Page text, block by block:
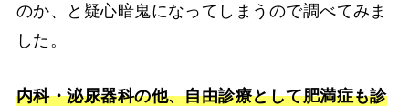
のか、と疑心暗鬼になってしまうので調べてみま
した。
内科・泌尿器科の他、自由診療として肥満症も診